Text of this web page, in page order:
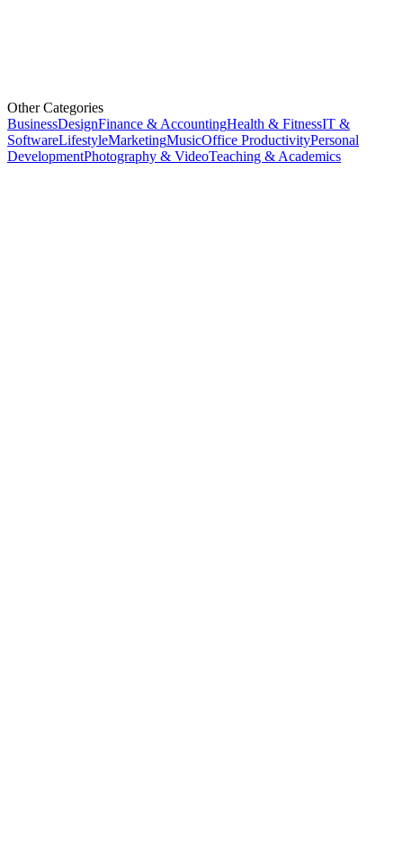
Other Categories
BusinessDesignFinance & AccountingHealth & FitnessIT &
SoftwareLifestyleMarketingMusicOffice ProductivityPersonal
DevelopmentPhotography & VideoTeaching & Academics